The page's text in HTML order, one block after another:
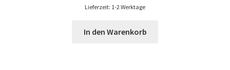
Lieferzeit: 1-2 Werktage
In den Warenkorb